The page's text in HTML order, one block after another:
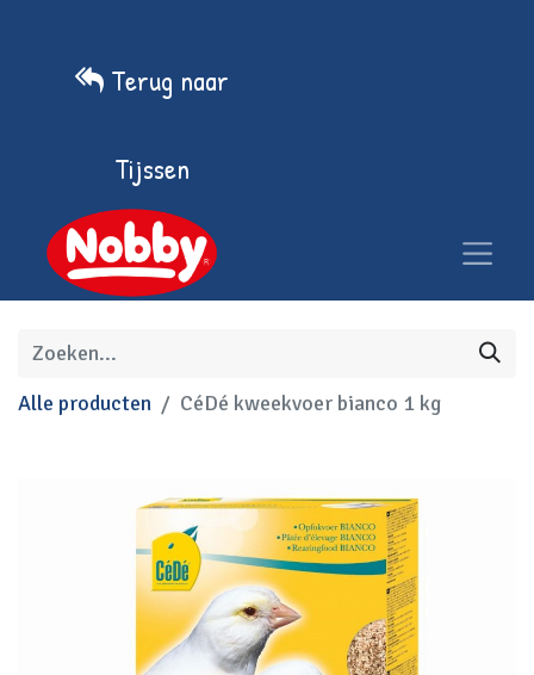
Terug naar
Tijssen
Alle producten CéDé kweekvoer bianco 1 kg